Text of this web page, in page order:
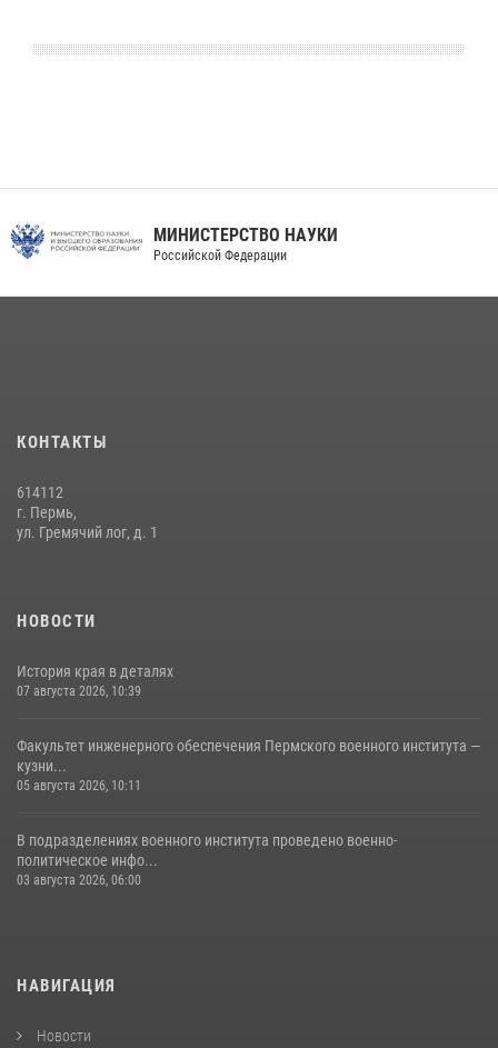
МИНИСТЕРСТВО НАУКИ
Российской Федерации
КОНТАКТЫ
614112
г. Пермь,
ул. Гремячий лог, д. 1
НОВОСТИ
История края в деталях
07 августа 2026, 10:39
Факультет инженерного обеспечения Пермского военного института —
кузни...
05 августа 2026, 10:11
В подразделениях военного института проведено военно-
политическое инфо...
03 августа 2026, 06:00
НАВИГАЦИЯ
Новости